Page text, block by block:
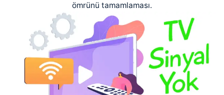
ömrünü tamamlaması.